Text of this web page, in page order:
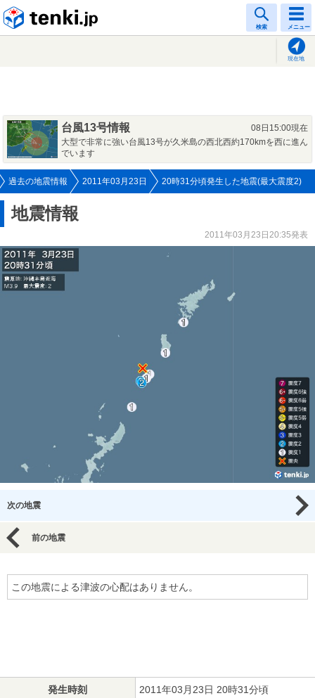
検索 メニュー
現在地
台風13号情報
08日15:00現在
大型で非常に強い台風13号が久米島の西北西約170kmを西に進ん
でいます
過去の地震情報 2011年03月23日 20時31分頃発生した地震(最大震度2)
地震情報
2011年03月23日20:35発表
次の地震
前の地震
この地震による津波の心配はありません。
発生時刻 2011年03月23日 20時31分頃